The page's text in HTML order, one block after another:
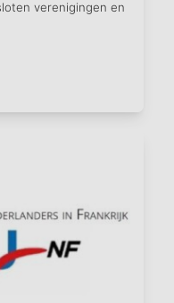
verenigingen en